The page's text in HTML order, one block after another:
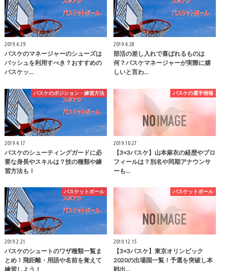
2019.4.29
バスケのマネージャーのシューズは
バッシュを利用すべき？おすすめの
バスケッ…
2019.4.28
部活の差し入れで喜ばれるものは
何？バスケマネージャーが実際に嬉
しいと言わ…
バスケのポジション・練習方法
2019.4.17
バスケのシューティングガードに必
要な身長やスキルは？技の種類や練
習方法も！
バスケの選手情報
2019.10.27
【3×3バスケ】山本麻衣の経歴やプロ
フィールは？別名や同期アナウンサ
ーも…
バスケットボール
2019.2.21
バスケのシュートのワザ種類一覧ま
とめ！飛距離・用語や名前を覚えて
練習しよう！
バスケットボール
2019.12.15
【3×3バスケ】東京オリンピック
2020の出場国一覧！予選を突破し本
戦出…